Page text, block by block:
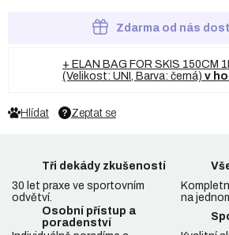
Zdarma od nás
+ ELAN BAG FOR SKIS 150CM
(Velikost: UNI, Barva: černá) v
Zeptat se
Hlídat
Tři dekády zkušeností
30 let praxe ve sportovním
odvětví.
na
Osobní přístup a
poradenství